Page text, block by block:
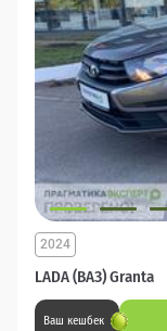
LADA (ВАЗ) Granta
2024
Ваш кешбек